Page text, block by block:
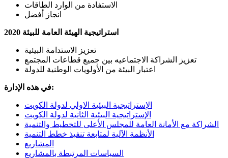
الاستفادة من الوارد الطاقات
انجاز أفضل
استراتيجية الهيئة العامة للبيئة 2020
تعزيز الاستدامة البيئية
تعزيز الشراكة الاجتماعيه بين جميع قطاعات المجتمع
اعتبار البيئة من الأولويات الوطنية للدولة
في هذه الإدارة:
الإستراتيجية البيئية الاولي لدولة الكويت
الإستراتيجية البيئية الثانية لدولة الكويت
الشراكة مع الأمانة العامة للمجلس الأعلى للتخطيط والتنمية
الأنظمة الآلية لمتابعة تنفيذ خطط التنمية
المشاريع
السياسات المرتبطة بالمشاريع